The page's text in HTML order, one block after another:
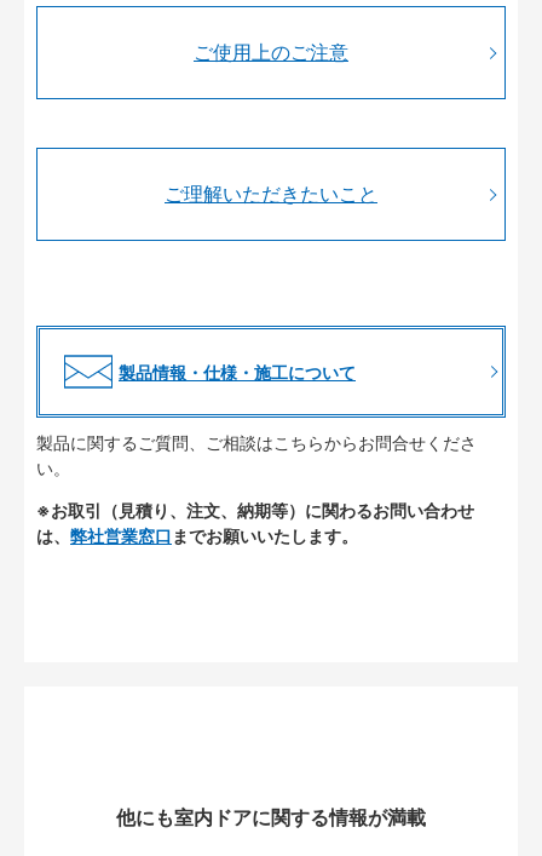
ご使用上のご注意
ご理解いただきたいこと
製品情報・仕様・施工について
製品に関するご質問、ご相談はこちらからお問合せくださ
い。
※お取引（見積り、注文、納期等）に関わるお問い合わせ
は、 弊社営業窓口 までお願いいたします。
他にも室内ドアに関する情報が満載